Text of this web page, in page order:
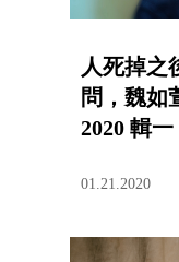
人死掉之
問，魏如
2020 輯一
01.21.2020